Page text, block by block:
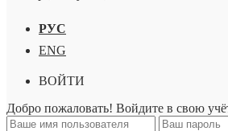
РУС
ENG
ВОЙТИ
Добро пожаловать! Войдите в свою